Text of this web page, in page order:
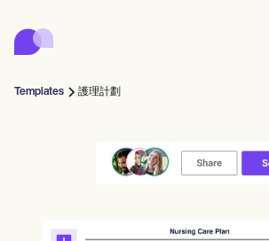
Product
健康紀錄
完成
Counselors
Medical
Templates 護理計劃